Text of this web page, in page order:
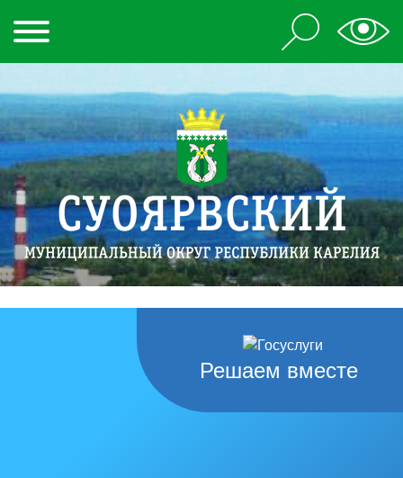
Решаем вместе